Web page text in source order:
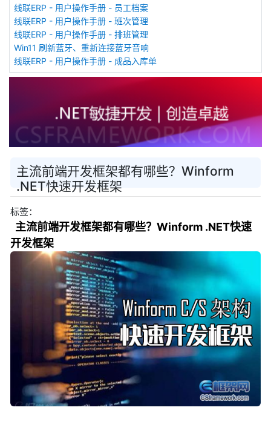
线联ERP - 用户操作手册 - 员工档案
线联ERP - 用户操作手册 - 班次管理
线联ERP - 用户操作手册 - 排班管理
Win11 刷新蓝牙、重新连接蓝牙音响
线联ERP - 用户操作手册 - 成品入库单
主流前端开发框架都有哪些？Winform
.NET快速开发框架
标签：
主流前端开发框架都有哪些？Winform .NET快速
开发框架